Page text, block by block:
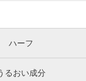
ハーフ
るおい成分